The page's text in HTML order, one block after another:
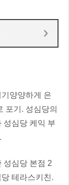
양양하게 은
포기. 성심당의
성심당 케익 부
성심당 본점 2
테라스키친.